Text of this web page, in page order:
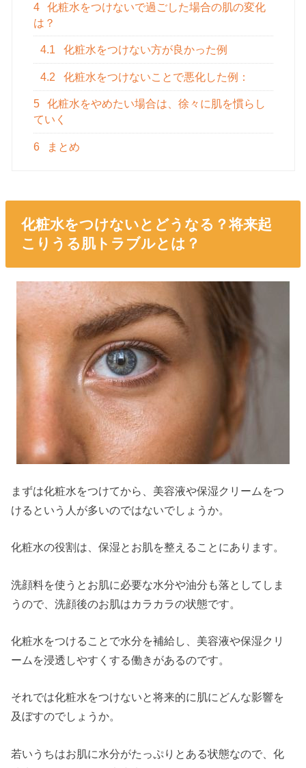
4
化粧水をつけないで過ごした場合の肌の変化
は？
4.1 化粧水をつけない方が良かった例
4.2 化粧水をつけないことで悪化した例：
5
化粧水をやめたい場合は、徐々に肌を慣らし
ていく
6 まとめ
化粧水をつけないとどうなる？将来起
こりうる肌トラブルとは？
まずは化粧水をつけてから、美容液や保湿クリームをつ
けるという人が多いのではないでしょうか。
化粧水の役割は、保湿とお肌を整えることにあります。
洗顔料を使うとお肌に必要な水分や油分も落としてしま
うので、洗顔後のお肌はカラカラの状態です。
化粧水をつけることで水分を補給し、美容液や保湿クリ
ームを浸透しやすくする働きがあるのです。
それでは化粧水をつけないと将来的に肌にどんな影響を
及ぼすのでしょうか。
若いうちはお肌に水分がたっぷりとある状態なので、化